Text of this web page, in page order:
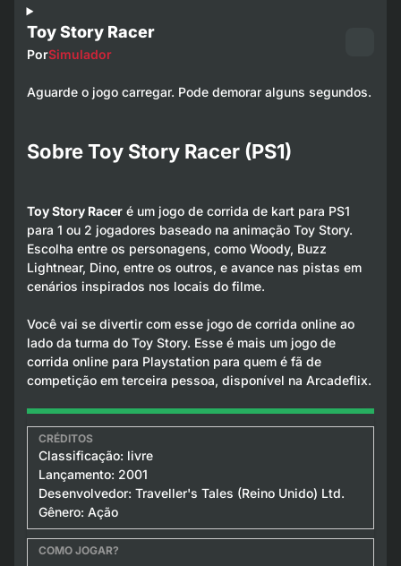
Toy Story Racer
PorSimulador
Aguarde o jogo carregar. Pode demorar alguns segundos.
Sobre Toy Story Racer (PS1)
Toy Story Raceré um jogo de corrida de kart para PS1
para 1 ou 2 jogadores baseado na animação Toy Story.
Escolha entre os personagens, como Woody, Buzz
Lightnear, Dino, entre os outros, e avance nas pistas em
cenários inspirados nos locais do filme.
Você vai se divertir com esse jogo de corrida online ao
lado da turma do Toy Story. Esse é mais um jogo de
corrida online para Playstation para quem é fã de
competição em terceira pessoa, disponível na Arcadeflix.
Classificação: livre
Lançamento: 2001
Desenvolvedor: Traveller's Tales (Reino Unido) Ltd.
Gênero: Ação